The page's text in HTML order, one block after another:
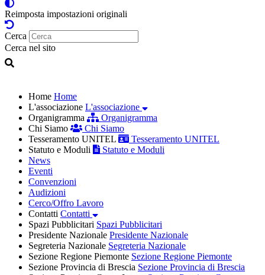
Reimposta impostazioni originali
Cerca
Cerca nel sito
Home Home
L'associazione L'associazione
Organigramma
Organigramma
Chi Siamo
Chi Siamo
Tesseramento UNITEL
Tesseramento UNITEL
Statuto e Moduli
Statuto e Moduli
News
Eventi
Convenzioni
Audizioni
Cerco/Offro Lavoro
Contatti Contatti
Spazi Pubblicitari Spazi Pubblicitari
Presidente Nazionale Presidente Nazionale
Segreteria Nazionale Segreteria Nazionale
Sezione Regione Piemonte Sezione Regione Piemonte
Sezione Provincia di Brescia Sezione Provincia di Brescia